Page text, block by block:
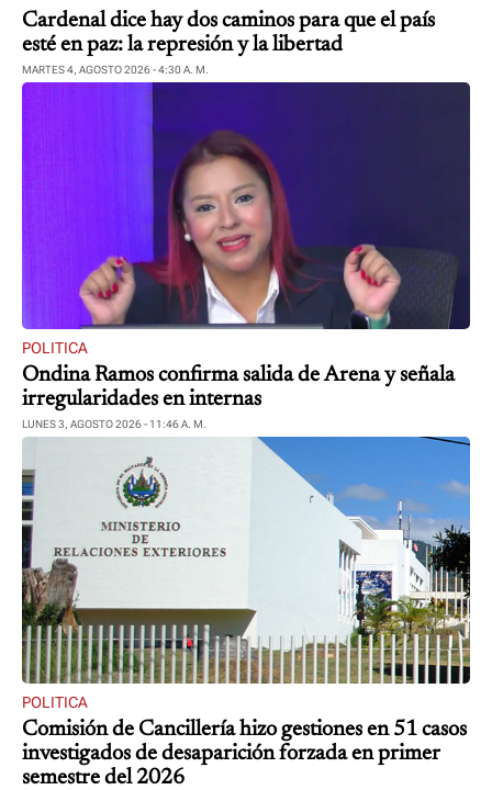
Cardenal dice hay dos caminos para que el país
esté en paz: la represión y la libertad
MARTES 4, AGOSTO 2026 - 4:30 A. M.
POLITICA
Ondina Ramos confirma salida de Arena y señala
irregularidades en internas
LUNES 3, AGOSTO 2026 - 11:46 A. M.
POLITICA
Comisión de Cancillería hizo gestiones en 51 casos
investigados de desaparición forzada en primer
semestre del 2026